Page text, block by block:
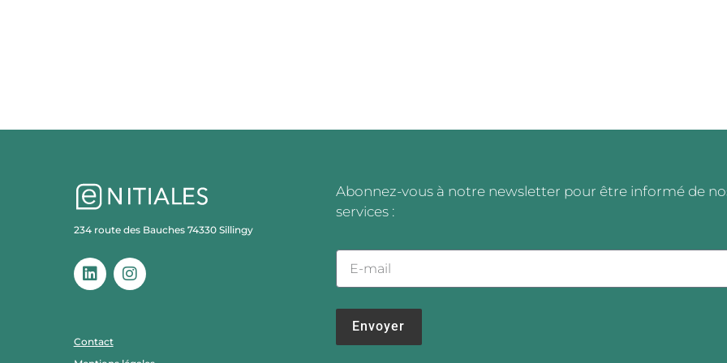
234 route des Bauches 74330 Sillingy
Contact
Abonnez-vous à notre newsletter pour être informé de
services :
Envoyer